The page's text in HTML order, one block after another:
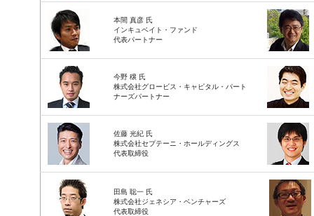
本間 真彦 氏
インキュベイト・ファンド
代表パートナー
今野 穣 氏
株式会社グロービス・キャピタル・パート
ナーズパートナー
佐藤 光紀 氏
株式会社セプテーニ・ホールディングス
代表取締役
田島 聡一 氏
株式会社ジェネシア・ベンチャーズ
代表取締役